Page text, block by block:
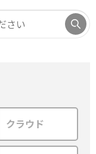
クラウド